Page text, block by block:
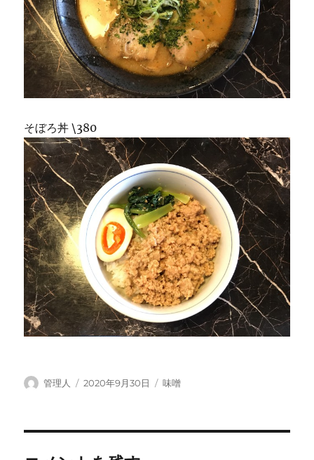
そぼろ丼 \380
投
管理人
投
2020年9月30日
カ
味噌